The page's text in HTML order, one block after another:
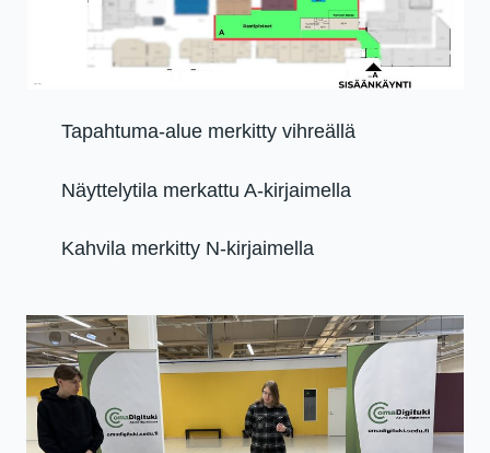
Tapahtuma-alue merkitty vihreällä
Näyttelytila merkattu A-kirjaimella
Kahvila merkitty N-kirjaimella